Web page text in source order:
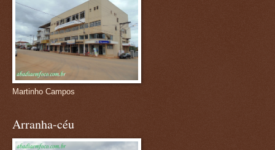
Martinho Campos
Arranha-céu